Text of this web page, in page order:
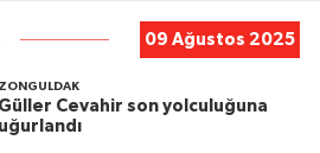
09 Ağustos 2025
ZONGULDAK
Güller Cevahir son yolculuğuna
uğurlandı